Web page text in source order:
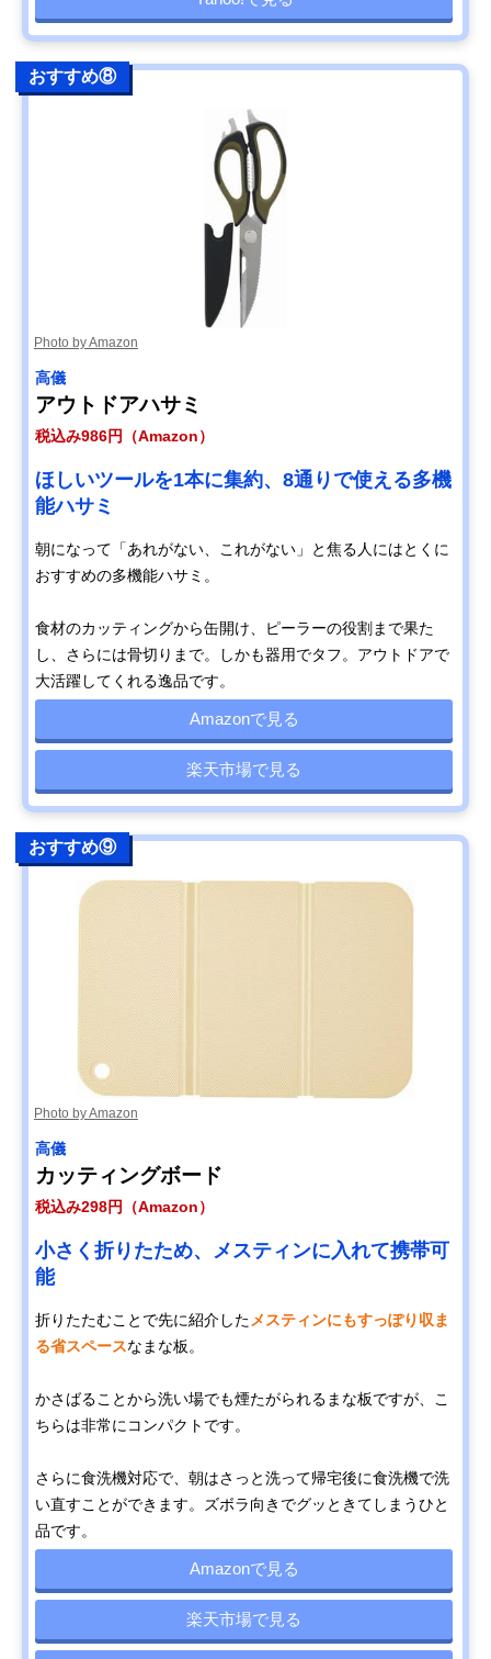
おすすめ⑧
Photo by Amazon
高儀
アウトドアハサミ
税込み986円（Amazon）
ほしいツールを1本に集約、8通りで使える多機
能ハサミ
朝になって「あれがない、これがない」と焦る人にはとくに
おすすめの多機能ハサミ。
食材のカッティングから缶開け、ピーラーの役割まで果た
し、さらには骨切りまで。しかも器用でタフ。アウトドアで
大活躍してくれる逸品です。
Amazonで見る
楽天市場で見る
おすすめ⑨
Photo by Amazon
高儀
カッティングボード
税込み298円（Amazon）
小さく折りたため、メスティンに入れて携帯可
能
折りたたむことで先に紹介したメスティンにもすっぽり収ま
る省スペースなまな板。
かさばることから洗い場でも煙たがられるまな板ですが、こ
ちらは非常にコンパクトです。
さらに食洗機対応で、朝はさっと洗って帰宅後に食洗機で洗
い直すことができます。ズボラ向きでグッときてしまうひと
品です。
Amazonで見る
楽天市場で見る